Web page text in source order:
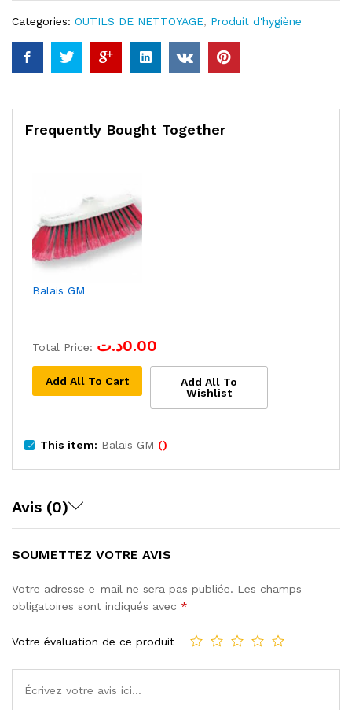
Categories: OUTILS DE NETTOYAGE, Produit d'hygiène
Frequently Bought Together
Balais GM
Total Price: 0.00د.ت
Add All To Cart
Add All To
Wishlist
This item: Balais GM ()
Avis (0)
SOUMETTEZ VOTRE AVIS
Votre adresse e-mail ne sera pas publiée. Les champs
obligatoires sont indiqués avec *
Votre évaluation de ce produit